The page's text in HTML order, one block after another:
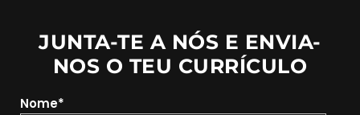
JUNTA-TE A NÓS E ENVIA-
NOS O TEU CURRÍCULO
Nome*